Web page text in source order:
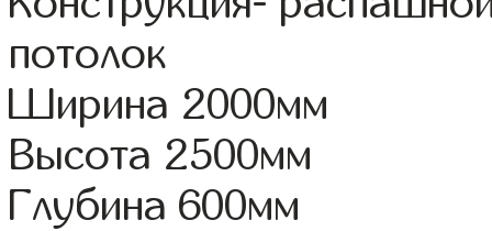
потолок
Ширина 2000мм
Высота 2500мм
Глубина 600мм